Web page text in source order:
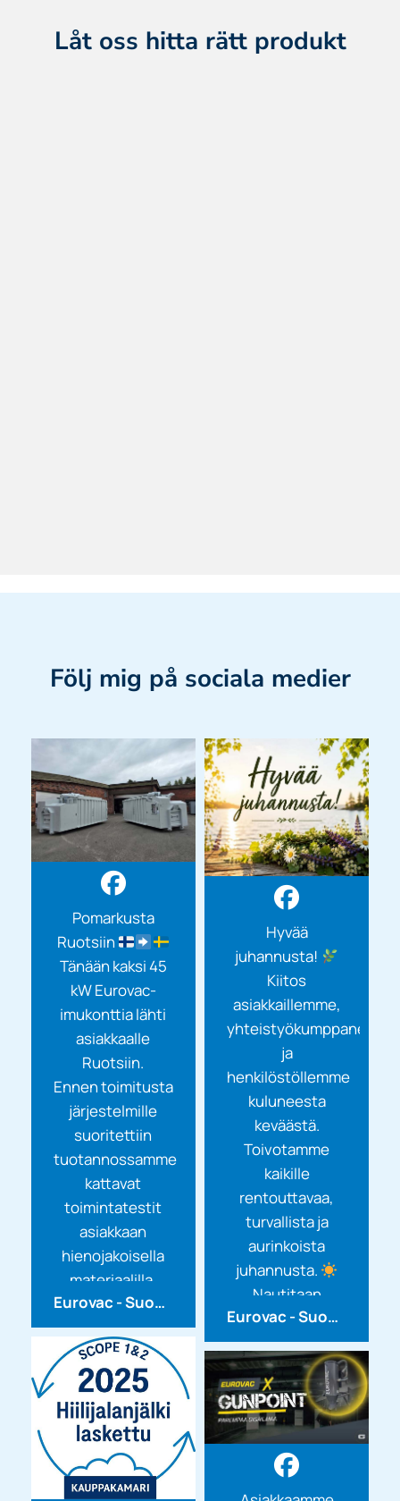
Låt oss hitta rätt produkt
Följ mig på sociala medier
Pomarkusta
Ruotsiin
Tänään kaksi 45
kW Eurovac-
imukonttia lähti
asiakkaalle
Ruotsiin.
Ennen toimitusta
järjestelmille
suoritettiin
tuotannossamme
kattavat
toimintatestit
asiakkaan
hienojakoisella
materiaalilla.
Näin...
Eurovac - Suomen Imurikeskus Oy
Hyvää
juhannusta!
Kiitos
asiakkaillemme,
ja
henkilöstöllemme
kuluneesta
keväästä.
Toivotamme
kaikille
rentouttavaa,
turvallista ja
aurinkoista
juhannusta.
Nautitaan
Suomen kesän
valosta,
luonnosta ja...
Eurovac - Suomen Imurikeskus Oy